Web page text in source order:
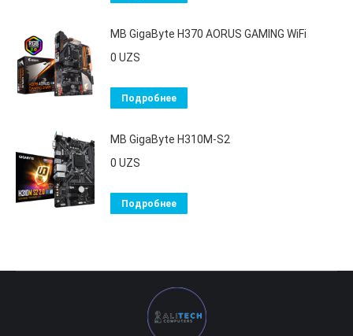
MB GigaByte H370 AORUS GAMING WiFi
0 UZS
Подробнее
MB GigaByte H310М-S2
0 UZS
Подробнее